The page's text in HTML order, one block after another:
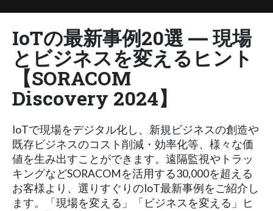
IoTの最新事例20選 ― 現場
とビジネスを変えるヒント
【SORACOM
Discovery 2024】
IoTで現場をデジタル化し、新規ビジネスの創造や
既存ビジネスのコスト削減・効率化等、様々な価
値を生み出すことができます。遠隔監視やトラッ
キングなどSORACOMを活用する30,000を超える
お客様より、選りすぐりのIoT最新事例をご紹介し
ます。「現場を変える」「ビジネスを変える」ヒ